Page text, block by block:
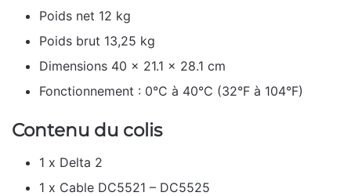
Poids net 12 kg
Poids brut 13,25 kg
Dimensions 40 x 21.1 x 28.1 cm
Fonctionnement : 0°C à 40°C (32°F à 104°F)
Contenu du colis
1 x Delta 2
1 x Cable DC5521 – DC5525